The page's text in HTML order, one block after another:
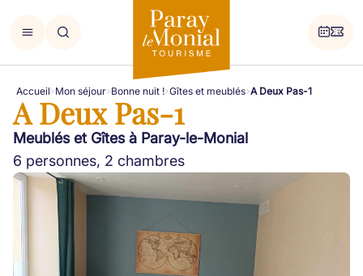
Accueil Mon séjour Bonne nuit ! Gîtes et meublés A Deux Pas-1
A Deux Pas-1
Meublés et Gîtes à Paray-le-Monial
6 personnes, 2 chambres